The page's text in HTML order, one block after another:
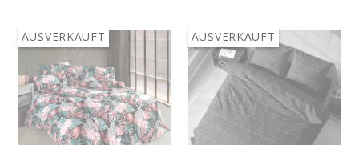
AUSVERKAUFT AUSVERKAUFT